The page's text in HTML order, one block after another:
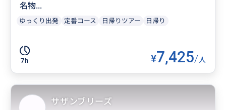
名物...
ゆっくり出発 定番コース 日帰りツアー 日帰り
7h ¥7,425/人
サザンブリーズ